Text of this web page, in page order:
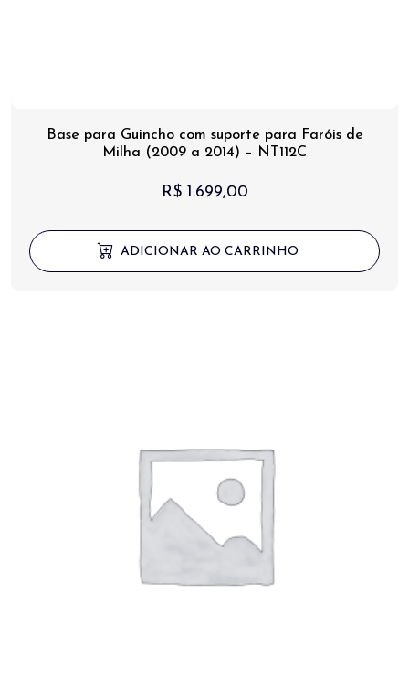
Base para Guincho com suporte para Faróis de
Milha (2009 a 2014) – NT112C
R$1.699,00
ADICIONAR AO CARRINHO